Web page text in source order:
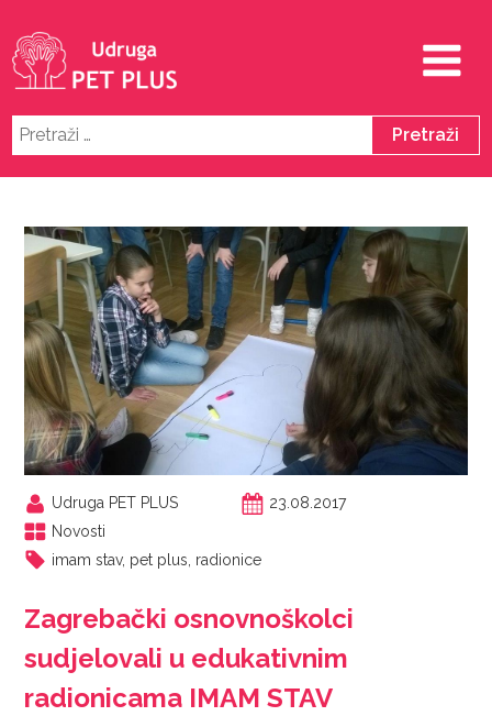
Pretraži:
Udruga PET PLUS
23.08.2017
Novosti
imam stav, pet plus, radionice
Zagrebački osnovnoškolci
sudjelovali u edukativnim
radionicama IMAM STAV